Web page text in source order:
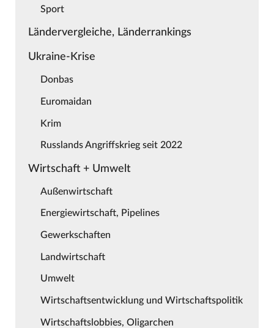
Sport
Ländervergleiche, Länderrankings
Ukraine-Krise
Donbas
Euromaidan
Krim
Russlands Angriffskrieg seit 2022
Wirtschaft + Umwelt
Außenwirtschaft
Energiewirtschaft, Pipelines
Gewerkschaften
Landwirtschaft
Umwelt
Wirtschaftsentwicklung und Wirtschaftspolitik
Wirtschaftslobbies, Oligarchen